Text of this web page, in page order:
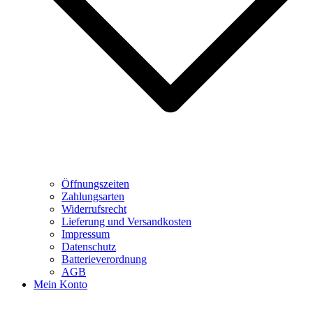
Öffnungszeiten
Zahlungsarten
Widerrufsrecht
Lieferung und Versandkosten
Impressum
Datenschutz
Batterieverordnung
AGB
Mein Konto